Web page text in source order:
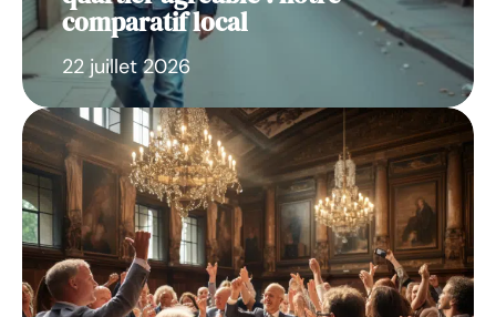
comparatif local
22 juillet 2026